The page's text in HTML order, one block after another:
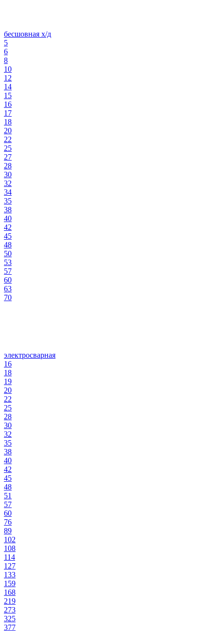
бесшовная х/д
5
6
8
10
12
14
15
16
17
18
20
22
25
27
28
30
32
34
35
38
40
42
45
48
50
53
57
60
63
70
электросварная
16
18
19
20
22
25
28
30
32
35
38
40
42
45
48
51
57
60
76
89
102
108
114
127
133
159
168
219
273
325
377